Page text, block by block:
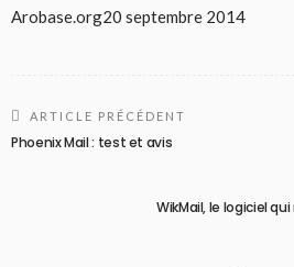
Arobase.org20 septembre 2014
ARTICLE PRÉCÉDENT
Phoenix Mail : test et avis
WikMail, le logiciel